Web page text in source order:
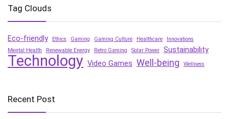
Tag Clouds
Eco-friendly Ethics Gaming Gaming Culture Healthcare
Innovations
Mental Health
Renewable Energy Retro Gaming Solar Power Sustainability
Technology Video Games Well-being Wellness
Recent Post